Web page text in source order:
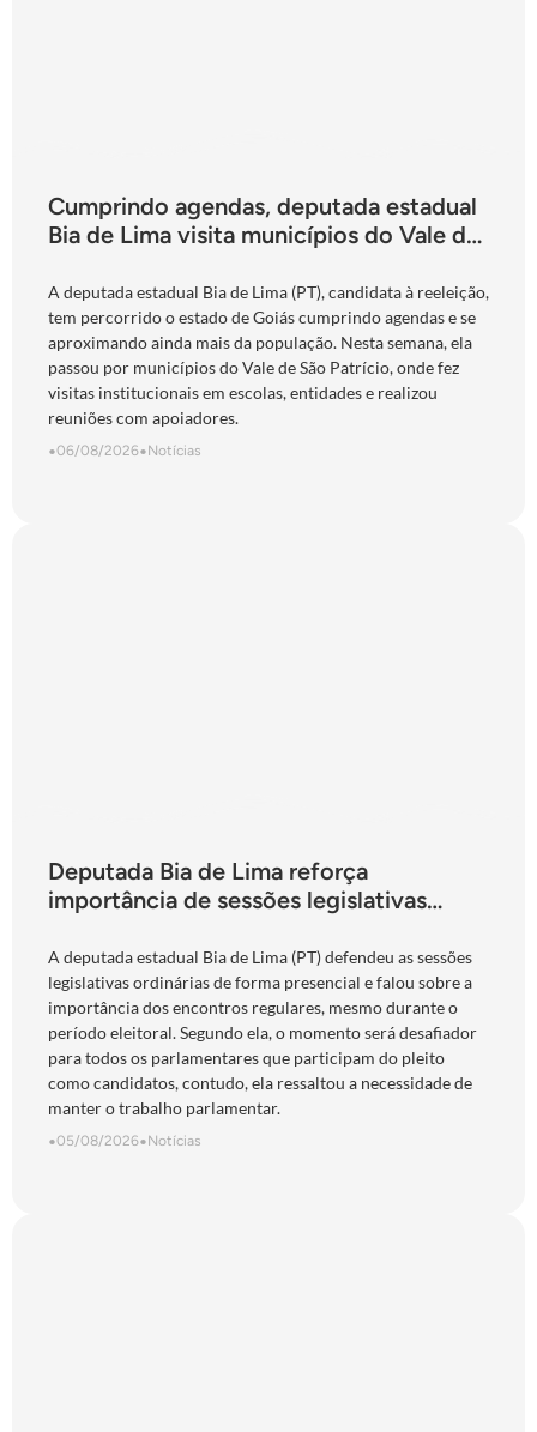
Cumprindo agendas, deputada estadual
Bia de Lima visita municípios do Vale do
A deputada estadual Bia de Lima (PT), candidata à reeleição,
tem percorrido o estado de Goiás cumprindo agendas e se
aproximando ainda mais da população. Nesta semana, ela
passou por municípios do Vale de São Patrício, onde fez
visitas institucionais em escolas, entidades e realizou
reuniões com apoiadores.
•06/08/2026•Notícias
Deputada Bia de Lima reforça
importância de sessões legislativas
“obrigação com o povo de Goiás”
A deputada estadual Bia de Lima (PT) defendeu as sessões
legislativas ordinárias de forma presencial e falou sobre a
importância dos encontros regulares, mesmo durante o
período eleitoral. Segundo ela, o momento será desafiador
para todos os parlamentares que participam do pleito
como candidatos, contudo, ela ressaltou a necessidade de
manter o trabalho parlamentar.
•05/08/2026•Notícias